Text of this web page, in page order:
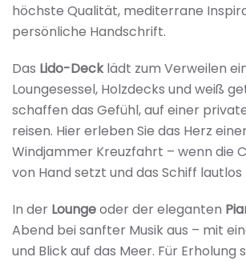
höchste Qualität, mediterrane
persönliche Handschrift.
Das Lido-Decklädt zum Verweilen
Loungesessel, Holzdecks und weiß
schaffen das Gefühl, auf einer
reisen. Hier erleben Sie das Herz
Windjammer Kreuzfahrt – wenn die
von Hand setzt und das Schiff
In der Loungeoder der eleganten
Abend bei sanfter Musik aus – mit
und Blick auf das Meer. Für Erholung